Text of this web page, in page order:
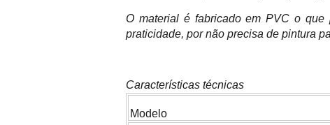
O material é fabricado em PVC o
praticidade, por não precisa de pintura
Características técnicas
Modelo